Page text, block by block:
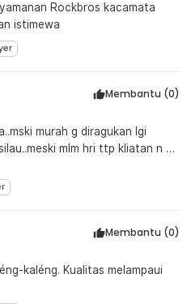
istimewa
Membantu (0)
ttp kliatan n yg
dri mobil atau motor saat mw
dimata..rangka kcamata pas
g rugi yg beli.
Membantu (0)
kaléng. Kualitas melampaui